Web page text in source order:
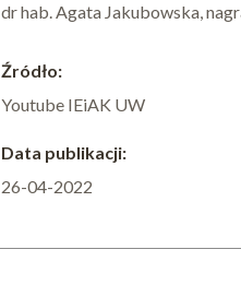
dr hab. Agata Jakubowska,
Źródło:
Youtube IEiAK UW
Data publikacji:
26-04-2022